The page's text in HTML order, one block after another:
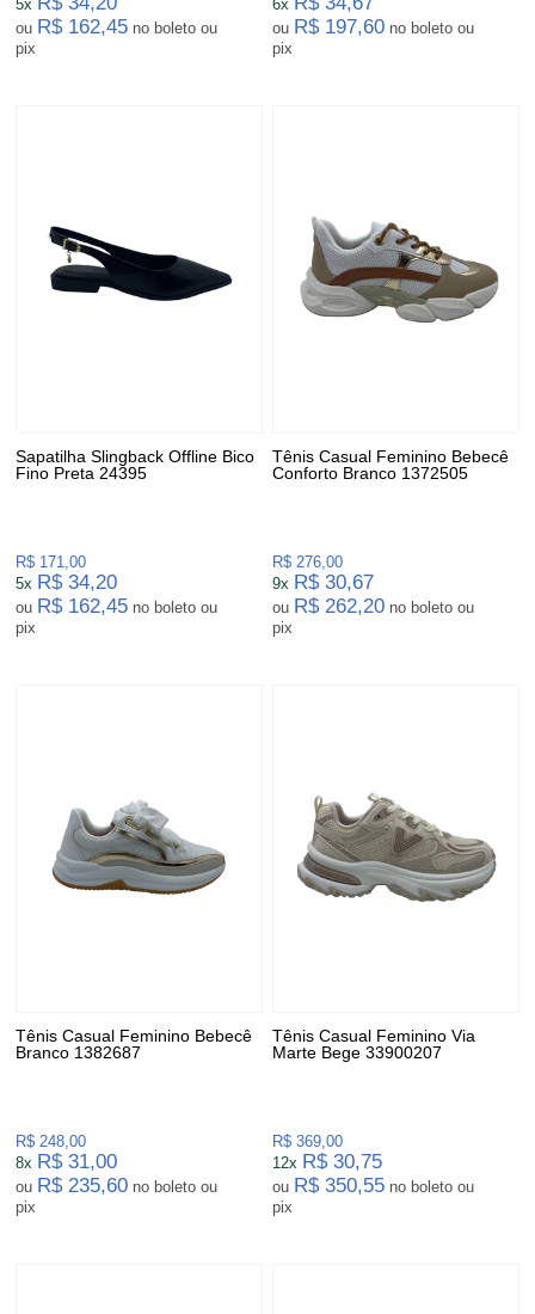
5x
ou R$ 162,45 no boleto ou
pix
6x
ou R$ 197,60 no boleto ou
pix
Sapatilha Slingback Offline Bico
Fino Preta 24395
R$ 171,00
5x R$ 34,20
ou R$ 162,45 no boleto ou
pix
Tênis Casual Feminino Bebecê
Conforto Branco 1372505
R$ 276,00
9x R$ 30,67
ou R$ 262,20 no boleto ou
pix
Tênis Casual Feminino Bebecê
Branco 1382687
R$ 248,00
8x R$ 31,00
ou R$ 235,60 no boleto ou
pix
Tênis Casual Feminino Via
Marte Bege 33900207
R$ 369,00
12x R$ 30,75
ou R$ 350,55 no boleto ou
pix